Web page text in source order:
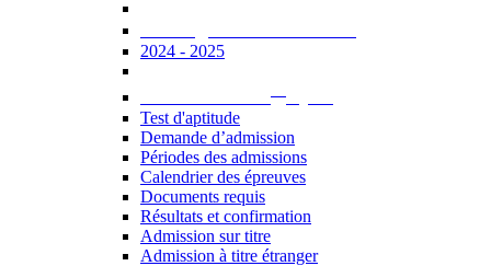
2024 - 2025
Test d'aptitude
Demande d’admission
Périodes des admissions
Calendrier des épreuves
Documents requis
Résultats et confirmation
Admission sur titre
Admission à titre étranger